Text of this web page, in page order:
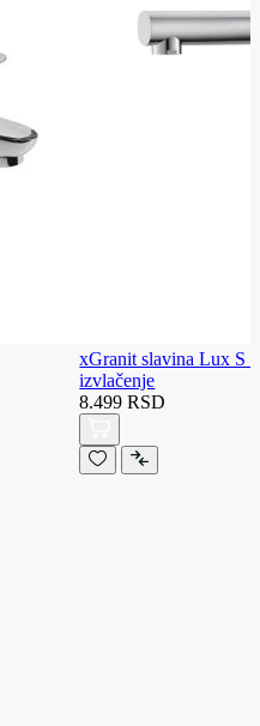
xGranit slavina Lux S
izvlačenje
8.499 RSD